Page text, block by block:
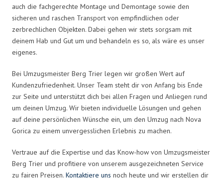
auch die fachgerechte Montage und Demontage sowie den
sicheren und raschen Transport von empfindlichen oder
zerbrechlichen Objekten. Dabei gehen wir stets sorgsam mit
deinem Hab und Gut um und behandeln es so, als wäre es unser
eigenes.
Bei Umzugsmeister Berg Trier legen wir großen Wert auf
Kundenzufriedenheit. Unser Team steht dir von Anfang bis Ende
zur Seite und unterstützt dich bei allen Fragen und Anliegen rund
um deinen Umzug. Wir bieten individuelle Lösungen und gehen
auf deine persönlichen Wünsche ein, um den Umzug nach Nova
Gorica zu einem unvergesslichen Erlebnis zu machen.
Vertraue auf die Expertise und das Know-how von Umzugsmeister
Berg Trier und profitiere von unserem ausgezeichneten Service
zu fairen Preisen. Kontaktiere uns noch heute und wir erstellen dir